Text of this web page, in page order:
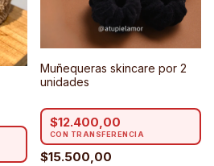
Muñequeras skincare por 2
unidades
$15.500,00
$12.400,00